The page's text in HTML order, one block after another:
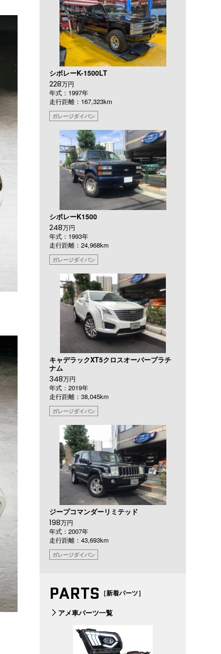
シボレーK-1500LT
228万円
年式：1997年
走行距離：167,323km
ガレージダイバン
シボレーK1500
248万円
年式：1993年
走行距離：24,968km
ガレージダイバン
キャデラックXT5クロスオーバープラチ
ナム
348万円
年式：2019年
走行距離：38,045km
ガレージダイバン
ジープコマンダーリミテッド
198万円
年式：2007年
走行距離：43,693km
ガレージダイバン
PARTS ［新着パーツ］
アメ車パーツ一覧